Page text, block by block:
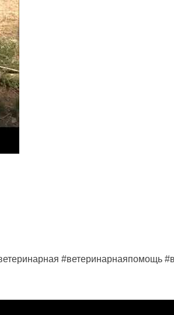
#ветеринарнаяпомощь